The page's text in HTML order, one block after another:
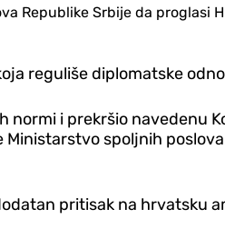
Republike Srbije da proglasi
reguliše diplomatske
normi i prekršio navedenu
spoljnih
pritisak na hrvatsku